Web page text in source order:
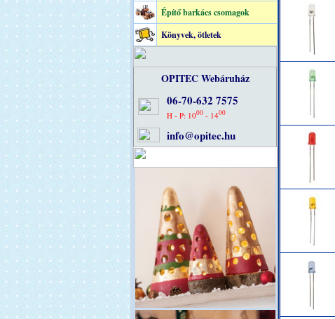
Építő barkács csomagok
Könyvek, ötletek
OPITEC Webáruház
06-70-632 7575
H - P: 1000 - 1400
info@opitec.hu